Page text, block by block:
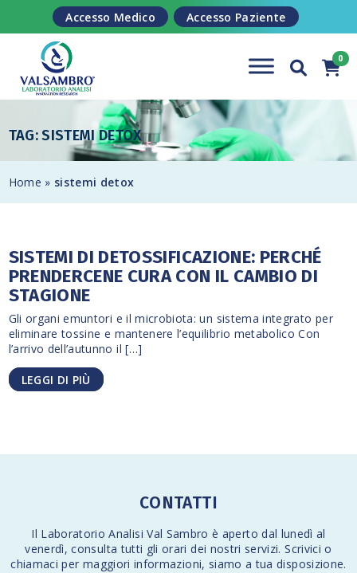
Salta al contenuto
Accesso Medico Accesso Paziente
TAG: SISTEMI DETOX
Home » sistemi detox
SISTEMI DI DETOSSIFICAZIONE: PERCHÉ
PRENDERCENE CURA CON IL CAMBIO DI
STAGIONE
Gli organi emuntori e il microbiota: un sistema integrato per
eliminare tossine e mantenere l’equilibrio metabolico Con
l’arrivo dell’autunno il […]
LEGGI DI PIÙ
CONTATTI
Il Laboratorio Analisi Val Sambro è aperto dal lunedì al
venerdì,consulta tutti gli orari dei nostri servizi. Scrivici o
chiamaci per maggiori informazioni, siamo a tua disposizione.